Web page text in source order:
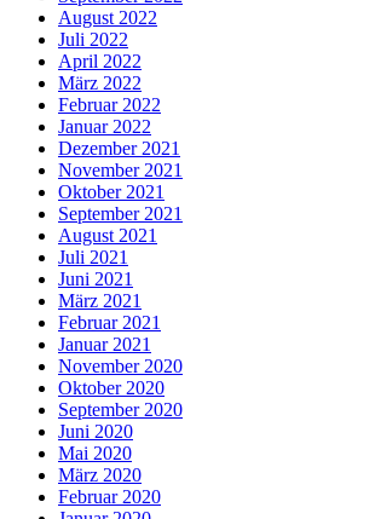
August 2022
Juli 2022
April 2022
März 2022
Februar 2022
Januar 2022
Dezember 2021
November 2021
Oktober 2021
September 2021
August 2021
Juli 2021
Juni 2021
März 2021
Februar 2021
Januar 2021
November 2020
Oktober 2020
September 2020
Juni 2020
Mai 2020
März 2020
Februar 2020